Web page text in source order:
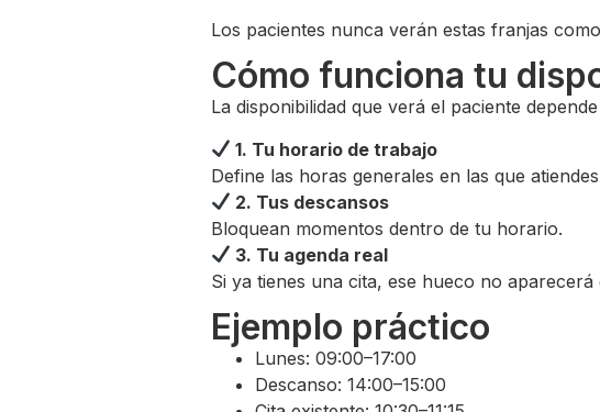
Los pacientes nunca verán estas franjas
Cómo funciona tu
La disponibilidad que verá el paciente
1. Tu horario de trabajo
Define las horas generales en las que
2. Tus descansos
Bloquean momentos dentro de tu horario.
3. Tu agenda real
Si ya tienes una cita, ese hueco no
Ejemplo práctico
Lunes: 09:00–17:00
Descanso: 14:00–15:00